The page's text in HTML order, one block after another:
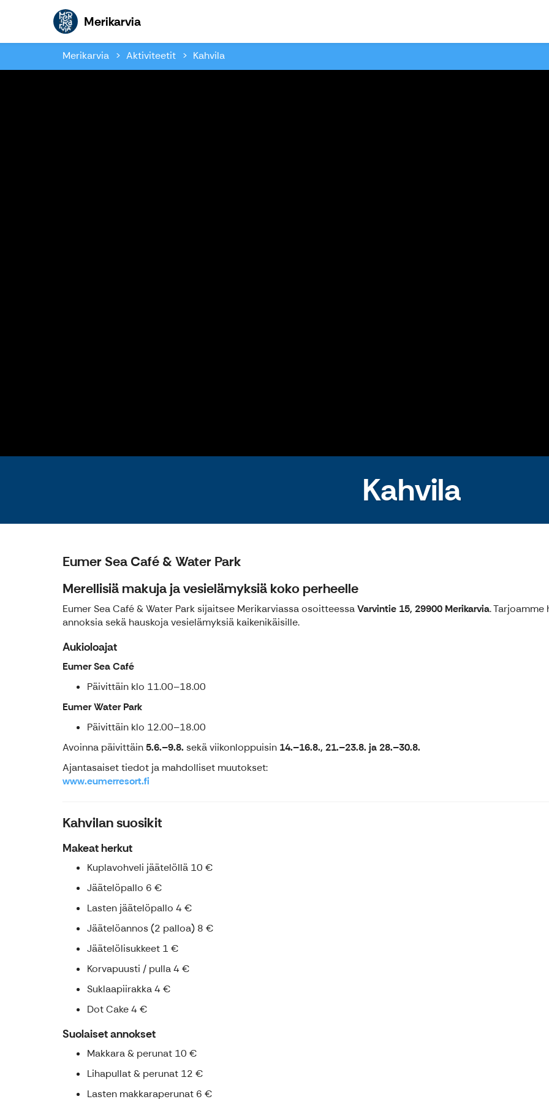
MerikarviaMerikarvia
Merikarvia Aktiviteetit Kahvila
Kahvila
Eumer Sea Café & Water Park
Merellisiä makuja ja vesielämyksiä koko perheelle
Eumer Sea Café & Water Park sijaitsee Merikarviassa osoitteessaVarvintie 15, 29900 Merikarvia.
annoksia sekä hauskoja vesielämyksiä kaikenikäisille.
Aukioloajat
Eumer Sea Café
Päivittäin klo 11.00–18.00
Eumer Water Park
Päivittäin klo 12.00–18.00
Avoinna päivittäin5.6.–9.8. sekä viikonloppuisin 14.–16.8., 21.–23.8. ja 28.–30.8.
Ajantasaiset tiedot ja mahdolliset muutokset:
www.eumerresort.fi
Kahvilan suosikit
Makeat herkut
Kuplavohveli jäätelöllä 10 €
Jäätelöpallo 6 €
Lasten jäätelöpallo 4 €
Jäätelöannos (2 palloa) 8 €
Jäätelölisukkeet 1 €
Korvapuusti / pulla 4 €
Suklaapiirakka 4 €
Dot Cake 4 €
Suolaiset annokset
Makkara & perunat 10 €
Lihapullat & perunat 12 €
Lasten makkaraperunat 6 €